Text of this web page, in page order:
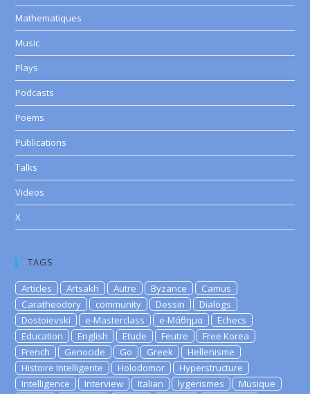
Mathematiques
Music
Plays
Podcasts
Poems
Publications
Talks
Videos
X
TAGS
Articles Artsakh Autre Byzance
Camus
Caratheodory
community Dessin
Dialogs
Dostoievski
e-Masterclass e-Μάθημα
Echecs
Education
English Etude Feutre
Free Korea
French
Genocide Go Greek
Hellenisme
Histoire Intelligente
Holodomor
Hyperstructure
Intelligence
Interview Italian lygerismes
Musique